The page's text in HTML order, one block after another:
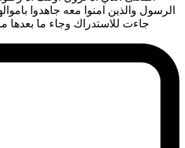
الرسول والذين امنوا معه جاهدوا
جاءت للاستدراك وجاء ما بعدها